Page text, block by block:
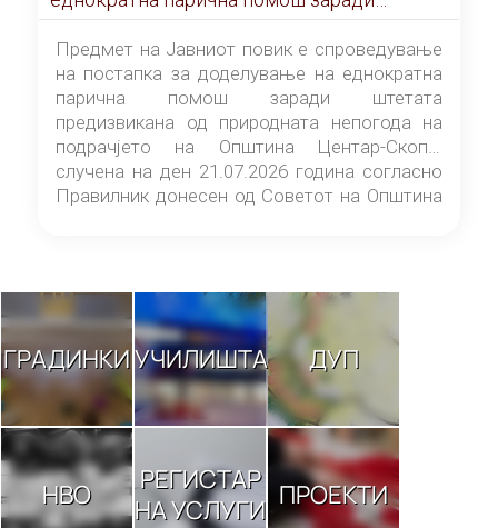
штетата предизвикана од природната
непогода на подрачјето на Општина
Центар-Скопје случена на ден 21.07.2026
година
Предмет на Јавниот повик е спроведување
на постапка за доделување на еднократна
парична помош заради штетата
предизвикана од природната непогода на
подрачјето на Општина Центар-Скопје
случена на ден 21.07.2026 година согласно
Правилник донесен од Советот на Општина
ГРАДИНКИУЧИЛИШТА ДУП
НВО
РЕГИСТАР
НА УСЛУГИ ПРОЕКТИ